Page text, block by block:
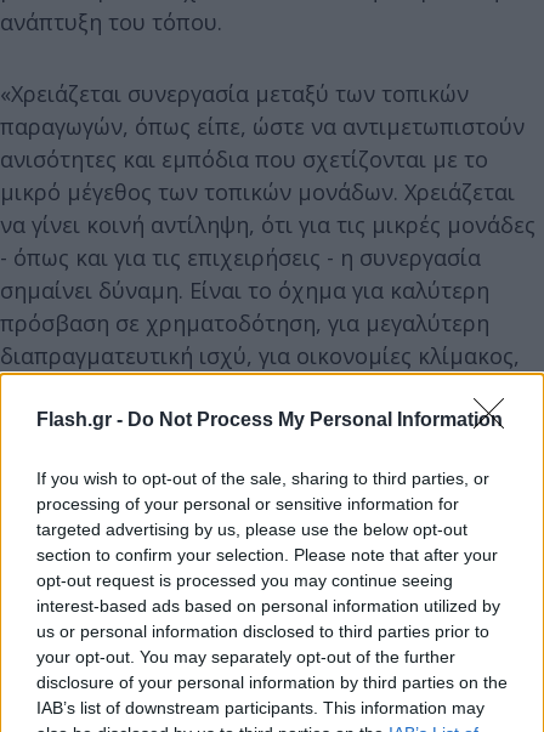
Flash.gr - Do Not Process My Personal Information
If you wish to opt-out of the sale, sharing to third parties, or
processing of your personal or sensitive information for
targeted advertising by us, please use the below opt-out
section to confirm your selection. Please note that after your
opt-out request is processed you may continue seeing
interest-based ads based on personal information utilized by
us or personal information disclosed to third parties prior to
your opt-out. You may separately opt-out of the further
disclosure of your personal information by third parties on the
IAB’s list of downstream participants. This information may
ανάπτυξη του τόπου.
«Χρειάζεται συνεργασία μεταξύ των τοπικών
παραγωγών, όπως είπε, ώστε να αντιμετωπιστούν
ανισότητες και εμπόδια που σχετίζονται με το
μικρό μέγεθος των τοπικών μονάδων. Χρειάζεται
να γίνει κοινή αντίληψη, ότι για τις μικρές μονάδες
- όπως και για τις επιχειρήσεις - η συνεργασία
σημαίνει δύναμη. Είναι το όχημα για καλύτερη
πρόσβαση σε χρηματοδότηση, για μεγαλύτερη
διαπραγματευτική ισχύ, για οικονομίες κλίμακος,
εξωστρέφεια. Χρειάζεται οργανωμένο πλάνο, με
προϊόντων στην εγχώρια και τη διεθνή αγορά.
Χρειάζεται επένδυση στη γνώση, σε σύγχρονες
τεχνικές παραγωγής και τυποποίησης».
Σημείωσε ο πρόεδρος ότι, σε αυτό το πλαίσιο, η
Κεντρική Ένωση Επιμελητηρίων Ελλάδος στηρίζει
την πρόταση του Επιμελητηρίου Λακωνίας, για
ίδρυση πανεπιστημιακού τμήματος Ελαιοκομίας με